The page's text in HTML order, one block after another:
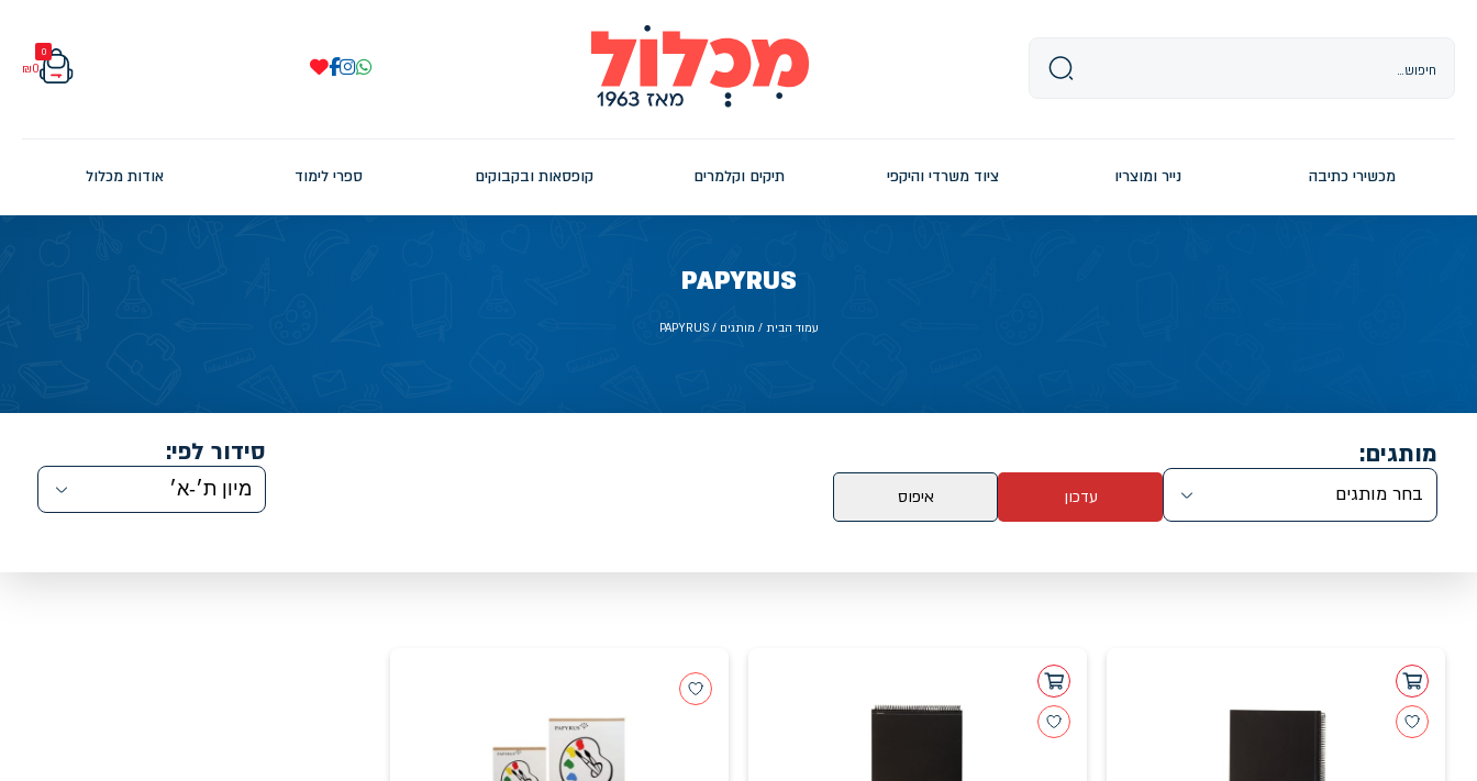
0
₪0
מכשירי כתיבה נייר ומוצריו ציוד משרדי והיקפי תיקים וקלמרים קופסאות ובקבוקים ספרי לימוד אודות מכלול
PAPYRUS
עמוד הבית / מותגים / PAPYRUS
מותגים:
בחר מותגים עדכון איפוס
סידור לפי: